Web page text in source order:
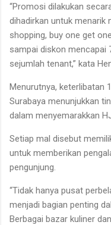
“Promosi dilakukan
dihadirkan untuk menarik
shopping, buy one get
sampai diskon mencapai
sejumlah tenant,” kata
Menurutnya, keterlibatan
Surabaya menunjukkan
dalam menyemarakkan
Setiap mal disebut
untuk memberikan
pengunjung.
“Tidak hanya pusat
menjadi bagian penting
Berbagai bazar kuliner